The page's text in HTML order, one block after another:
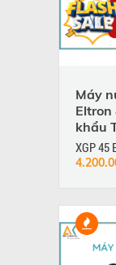
Máy
Eltron
khẩu
XGP 45